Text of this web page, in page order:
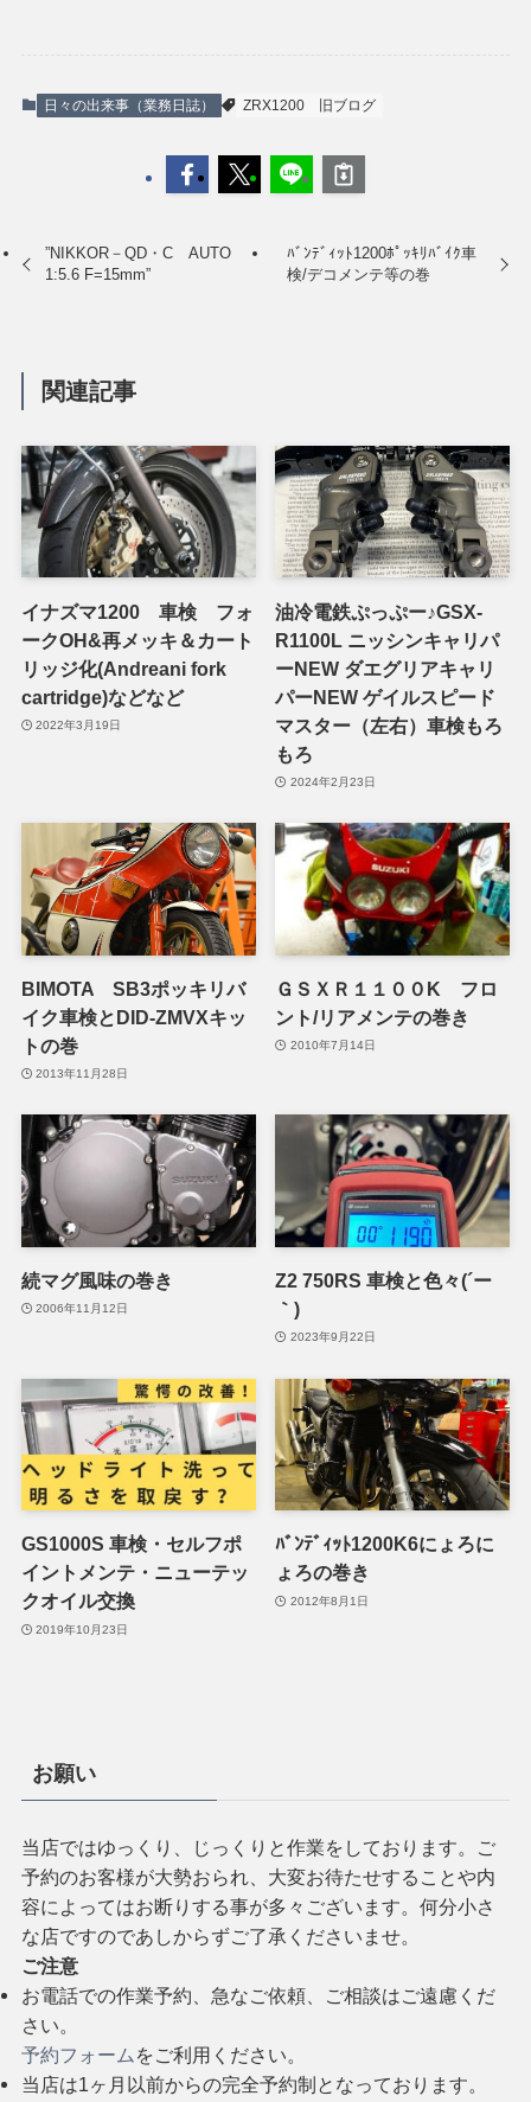
日々の出来事（業務日誌） ZRX1200 旧ブログ
”NIKKOR－QD・C AUTO
1:5.6 F=15mm”
ﾊﾞﾝﾃﾞｨｯﾄ1200ﾎﾟｯｷﾘﾊﾞｲｸ車
検/デコメンテ等の巻
関連記事
イナズマ1200 車検 フォ
ークOH&再メッキ＆カート
リッジ化(Andreani fork
cartridge)などなど
2022年3月19日
油冷電鉄ぷっぷー♪GSX-
R1100L ニッシンキャリパ
ーNEW ダエグリアキャリ
パーNEW ゲイルスピード
マスター（左右）車検もろ
もろ
2024年2月23日
BIMOTA SB3ポッキリバ
イク車検とDID-ZMVXキッ
トの巻
2013年11月28日
ＧＳＸＲ１１００K フロ
ント/リアメンテの巻き
2010年7月14日
続マグ風味の巻き
2006年11月12日
Z2 750RS 車検と色々(´ー
｀)
2023年9月22日
GS1000S 車検・セルフポ
イントメンテ・ニューテッ
クオイル交換
2019年10月23日
ﾊﾞﾝﾃﾞｨｯﾄ1200K6にょろに
ょろの巻き
2012年8月1日
お願い
当店ではゆっくり、じっくりと作業をしております。ご
予約のお客様が大勢おられ、大変お待たせすることや内
容によってはお断りする事が多々ございます。何分小さ
な店ですのであしからずご了承くださいませ。
ご注意
お電話での作業予約、急なご依頼、ご相談はご遠慮くだ
さい。
予約フォーム をご利用ください。
当店は1ヶ月以前からの完全予約制となっております。